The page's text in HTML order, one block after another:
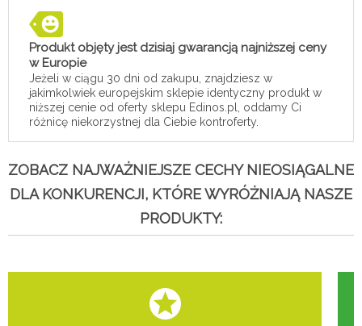
Produkt objęty jest dzisiaj gwarancją najniższej ceny
w Europie
Jeżeli w ciągu 30 dni od zakupu, znajdziesz w
jakimkolwiek europejskim sklepie identyczny produkt w
niższej cenie od oferty sklepu Edinos.pl, oddamy Ci
różnicę niekorzystnej dla Ciebie kontroferty.
ZOBACZ NAJWAŻNIEJSZE CECHY NIEOSIĄGALNE
DLA KONKURENCJI, KTÓRE WYRÓŻNIAJĄ NASZE
PRODUKTY: